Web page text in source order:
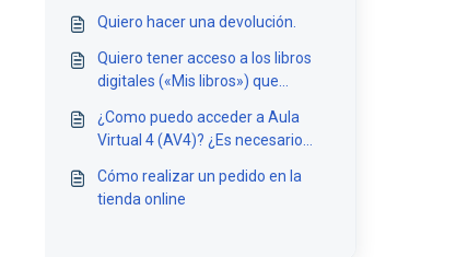
Quiero hacer una devolución.
Quiero tener acceso a los libros
digitales («Mis libros») que
posibilidad de descargarlos?
¿Como puedo acceder a Aula
Virtual 4 (AV4)? ¿Es necesario
Cómo realizar un pedido en la
tienda online